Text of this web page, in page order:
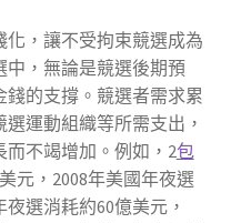
，讓不受拘束競選成為
，無論是競選後期預
的支撐。競選者需求累
運動組織等所需支出，
不竭增加。例如，2包
元，2008年美國年夜選
選消耗約60億美元，